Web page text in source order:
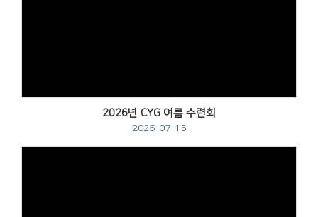
2026년 CYG 여름 수련회
2026-07-15